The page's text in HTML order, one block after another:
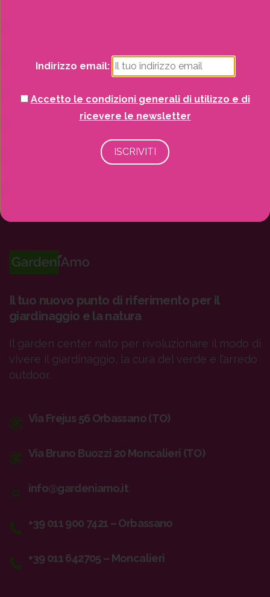
Strutture da esterno
Il tuo nuovo punto di riferimento per il
giardinaggio e la natura
Il garden center nato per rivoluzionare il modo di
vivere il giardinaggio, la cura del verde e l’arredo
outdoor.
Via Frejus 56 Orbassano (TO)
Via Bruno Buozzi 20 Moncalieri (TO)
info@gardeniamo.it
+39 011 900 7421 – Orbassano
+39 011 642705 – Moncalieri
Indirizzo email:
Accetto le condizioni generali di utilizzo e di
ricevere le newsletter